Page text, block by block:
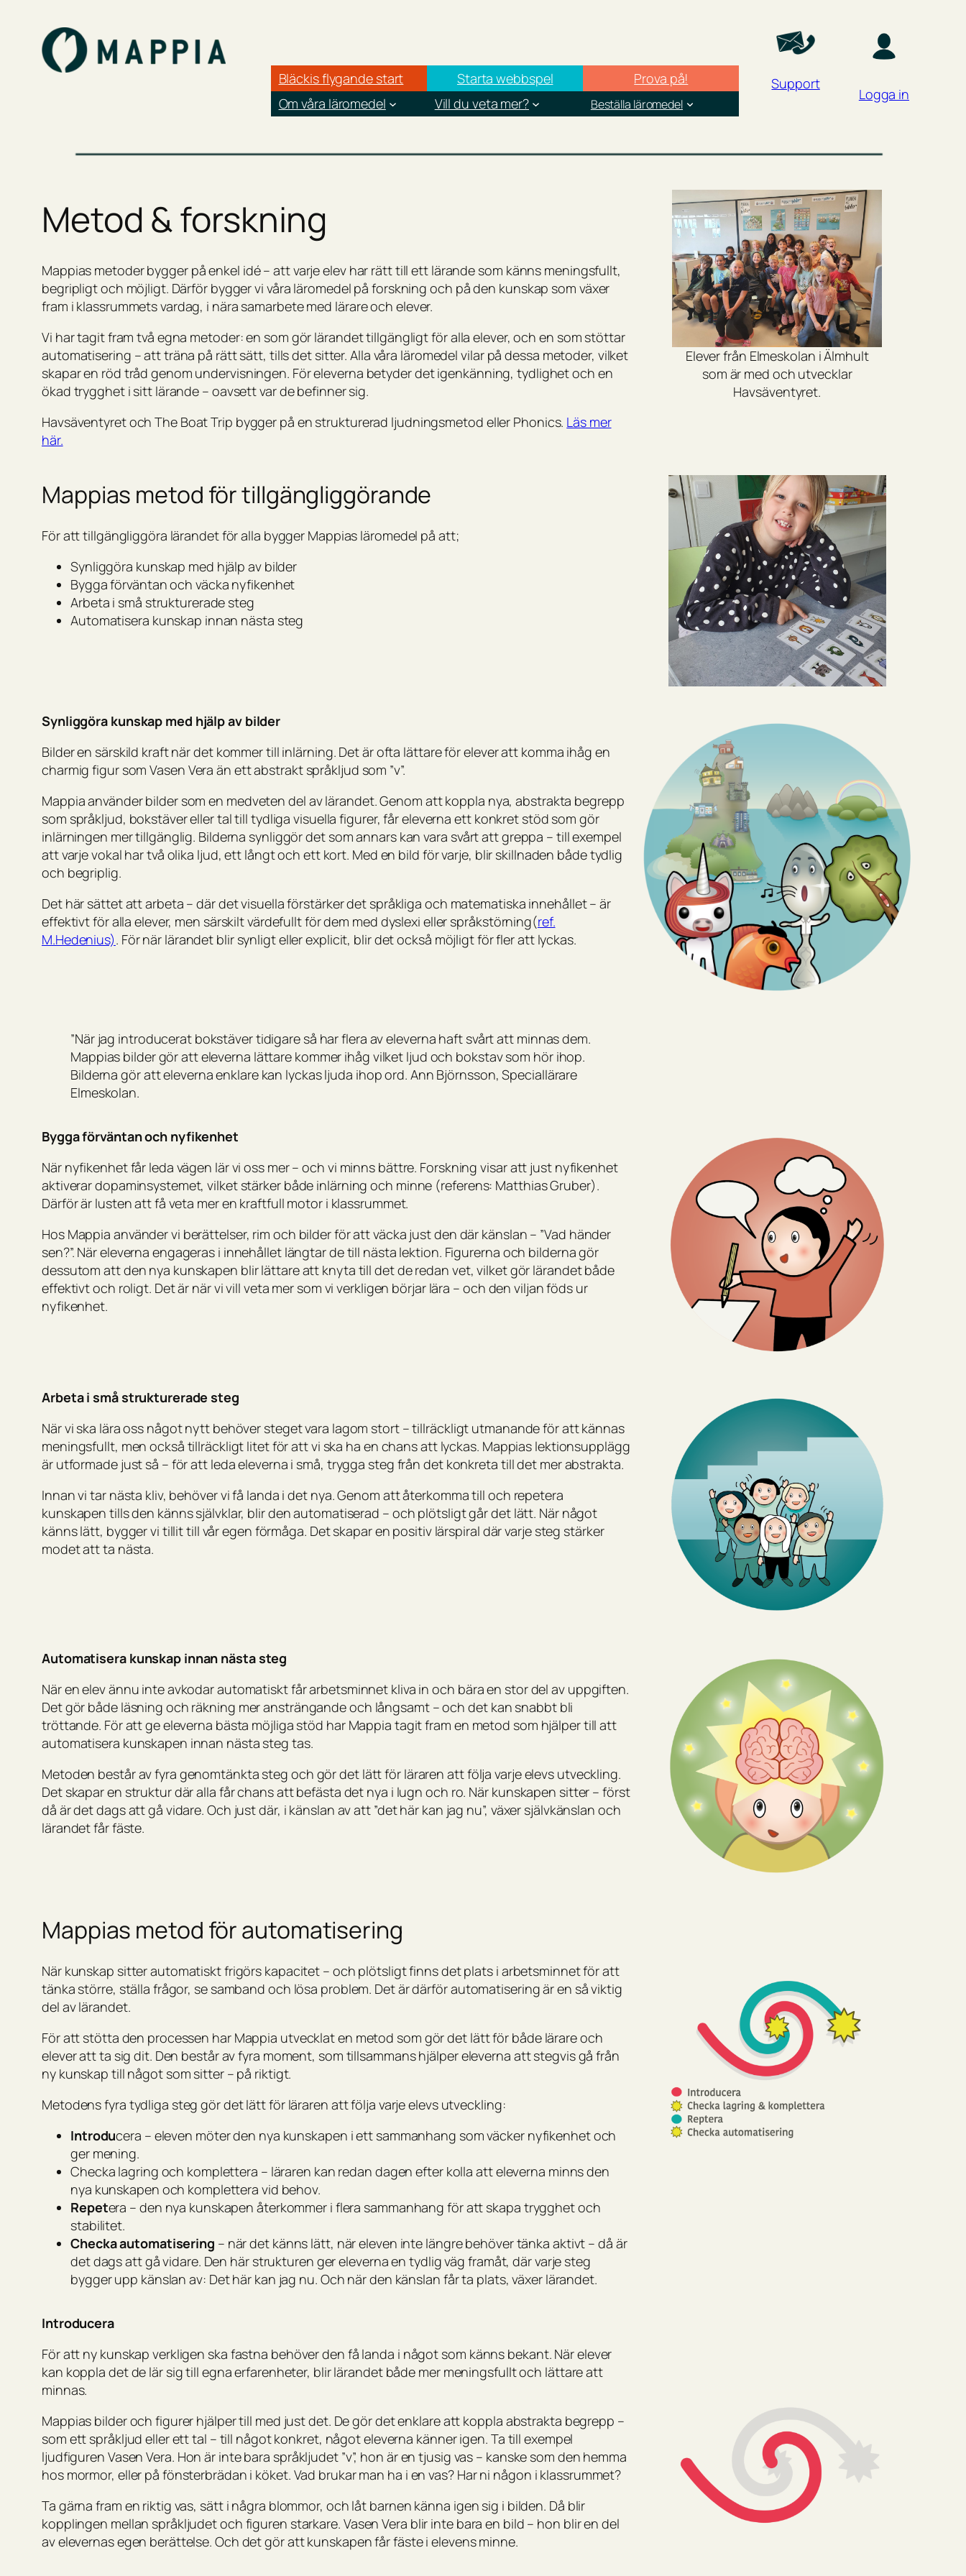
Bläckis flygande start Starta webbspel
Prova på!
Om våra läromedel
Vill du veta mer? Beställa läromedel
Support
Logga in
Metod & forskning
Mappias metoder bygger på enkel idé – att varje elev har rätt till ett lärande som känns meningsfullt,
begripligt och möjligt. Därför bygger vi våra läromedel på forskning och på den kunskap som växer
fram i klassrummets vardag, i nära samarbete med lärare och elever.
Vi har tagit fram två egna metoder: en som gör lärandet tillgängligt för alla elever, och en som stöttar
automatisering – att träna på rätt sätt, tills det sitter. Alla våra läromedel vilar på dessa metoder, vilket
skapar en röd tråd genom undervisningen. För eleverna betyder det igenkänning, tydlighet och en
ökad trygghet i sitt lärande – oavsett var de befinner sig.
Havsäventyret och The Boat Trip bygger på en strukturerad ljudningsmetod eller Phonics. Läs mer
här.
Elever från Elmeskolan i Älmhult
som är med och utvecklar
Havsäventyret.
Mappias metod för tillgängliggörande
För att tillgängliggöra lärandet för alla bygger Mappias läromedel på att;
Synliggöra kunskap med hjälp av bilder
Bygga förväntan och väcka nyfikenhet
Arbeta i små strukturerade steg
Automatisera kunskap innan nästa steg
Synliggöra kunskap med hjälp av bilder
Bilder en särskild kraft när det kommer till inlärning. Det är ofta lättare för elever att komma ihåg en
charmig figur somVasen Vera än ett abstrakt språkljud som ”v”.
Mappia använder bilder som en medveten del av lärandet. Genom att koppla nya, abstrakta begrepp
som språkljud, bokstäver eller tal till tydliga visuella figurer, får eleverna ett konkret stöd som gör
inlärningen mer tillgänglig. Bilderna synliggör det som annars kan vara svårt att greppa – till exempel
att varje vokal har två olika ljud, ett långt och ett kort. Med en bild för varje, blir skillnaden både tydlig
och begriplig.
Det här sättet att arbeta – där det visuella förstärker det språkliga och matematiska innehållet – är
effektivt för alla elever, men särskilt värdefullt för dem med dyslexi eller språkstörning(ref.
M.Hedenius). För när lärandet blir synligt eller explicit, blir det också möjligt för fler att lyckas.
”När jag introducerat bokstäver tidigare så har flera av eleverna haft svårt att minnas dem.
Mappias bilder gör att eleverna lättare kommer ihåg vilket ljud och bokstav som hör ihop.
Bilderna gör att eleverna enklare kan lyckas ljuda ihop ord. Ann Björnsson, Speciallärare
Elmeskolan.
Bygga förväntan och nyfikenhet
När nyfikenhet får leda vägen lär vi oss mer – och vi minns bättre. Forskning visar att just nyfikenhet
aktiverar dopaminsystemet, vilket stärker både inlärning och minne (referens: Matthias Gruber).
Därför är lusten att få veta mer en kraftfull motor i klassrummet.
Hos Mappia använder vi berättelser, rim och bilder för att väcka just den där känslan – ”Vad händer
sen?”. När eleverna engageras i innehållet längtar de till nästa lektion. Figurerna och bilderna gör
dessutom att den nya kunskapen blir lättare att knyta till det de redan vet, vilket gör lärandet både
effektivt och roligt. Det är när vi vill veta mer som vi verkligen börjar lära – och den viljan föds ur
nyfikenhet.
Arbeta i små strukturerade steg
När vi ska lära oss något nytt behöver steget vara lagom stort – tillräckligt utmanande för att kännas
meningsfullt, men också tillräckligt litet för att vi ska ha en chans att lyckas. Mappias lektionsupplägg
är utformade just så – för att leda eleverna i små, trygga steg från det konkreta till det mer abstrakta.
Innan vi tar nästa kliv, behöver vi få landa i det nya. Genom att återkomma till och repetera
kunskapen tills den känns självklar, blir den automatiserad – och plötsligt går det lätt. När något
känns lätt, bygger vi tillit till vår egen förmåga. Det skapar en positiv lärspiral där varje steg stärker
modet att ta nästa.
Automatisera kunskap innan nästa steg
När en elev ännu inte avkodar automatiskt får arbetsminnet kliva in och bära en stor del av uppgiften.
Det gör både läsning och räkning mer ansträngande och långsamt – och det kan snabbt bli
tröttande. För att ge eleverna bästa möjliga stöd har Mappia tagit fram en metod som hjälper till att
automatisera kunskapen innan nästa steg tas.
Metoden består av fyra genomtänkta steg och gör det lätt för läraren att följa varje elevs utveckling.
Det skapar en struktur där alla får chans att befästa det nya i lugn och ro. När kunskapen sitter – först
då är det dags att gå vidare. Och just där, i känslan av att ”det här kan jag nu”, växer självkänslan och
lärandet får fäste.
Mappias metod för automatisering
När kunskap sitter automatiskt frigörs kapacitet – och plötsligt finns det plats i arbetsminnet för att
tänka större, ställa frågor, se samband och lösa problem. Det är därför automatisering är en så viktig
del av lärandet.
För att stötta den processen har Mappia utvecklat en metod som gör det lätt för både lärare och
elever att ta sig dit. Den består av fyra moment, som tillsammans hjälper eleverna att stegvis gå från
ny kunskap till något som sitter – på riktigt.
Metodens fyra tydliga steg gör det lätt för läraren att följa varje elevs utveckling:
Introducera – eleven möter den nya kunskapen i ett sammanhang som väcker nyfikenhet och
ger mening.
Checka lagring och komplettera – läraren kan redan dagen efter kolla att eleverna minns den
nya kunskapen och komplettera vid behov.
Repetera – den nya kunskapen återkommer i flera sammanhang för att skapa trygghet och
stabilitet.
Checka automatisering – när det känns lätt, när eleven inte längre behöver tänka aktivt – då är
det dags att gå vidare. Den här strukturen ger eleverna en tydlig väg framåt, där varje steg
bygger upp känslan av: Det här kan jag nu. Och när den känslan får ta plats, växer lärandet.
Introducera
För att ny kunskap verkligen ska fastna behöver den få landa i något som känns bekant. När elever
kan koppla det de lär sig till egna erfarenheter, blir lärandet både mer meningsfullt och lättare att
minnas.
Mappias bilder och figurer hjälper till med just det. De gör det enklare att koppla abstrakta begrepp –
som ett språkljud eller ett tal – till något konkret, något eleverna känner igen. Ta till exempel
ljudfiguren Vasen Vera. Hon är inte bara språkljudet ”v”, hon är en tjusig vas – kanske som den hemma
hos mormor, eller på fönsterbrädan i köket. Vad brukar man ha i en vas? Har ni någon i klassrummet?
Ta gärna fram en riktig vas, sätt i några blommor, och låt barnen känna igen sig i bilden. Då blir
kopplingen mellan språkljudet och figuren starkare. Vasen Vera blir inte bara en bild – hon blir en del
av elevernas egen berättelse. Och det gör att kunskapen får fäste i elevens minne.